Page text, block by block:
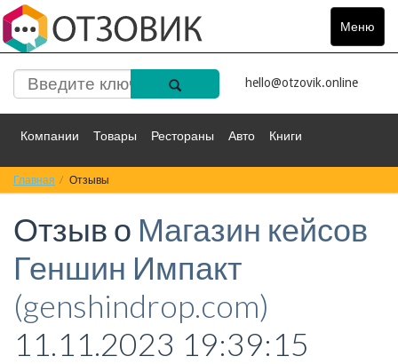
Меню
Toggle
hello@otzovik.online
Компании Товары Рестораны Авто Книги
Спорт Фильмы
Красота Здоровье Остальное
Главная Отзывы
Отзыв о Магазин кейсов
Геншин Импакт
(genshindrop.com)
11.11.2023 19:39:15